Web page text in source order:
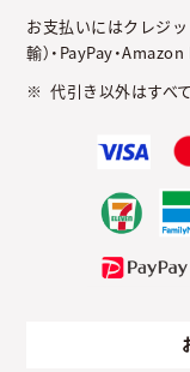
お支払いにはクレジッ
輸）・PayPay・
代引き以外はすべ